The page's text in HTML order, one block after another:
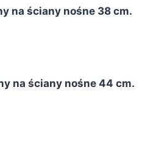
na ściany nośne 38 cm.
na ściany nośne 44 cm.